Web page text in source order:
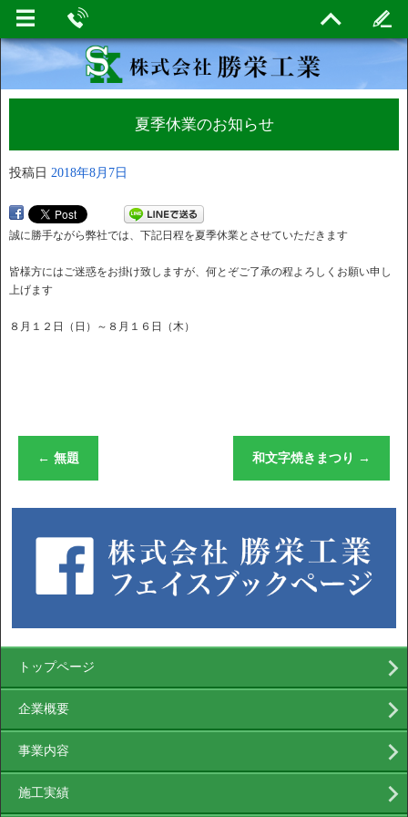
夏季休業のお知らせ
投稿日 2018年8月7日
誠に勝手ながら弊社では、下記日程を夏季休業とさせていただきます
皆様方にはご迷惑をお掛け致しますが、何とぞご了承の程よろしくお願い申し
上げます
８月１２日（日）～８月１６日（木）
← 無題 和文字焼きまつり →
トップページ
企業概要
事業内容
施工実績